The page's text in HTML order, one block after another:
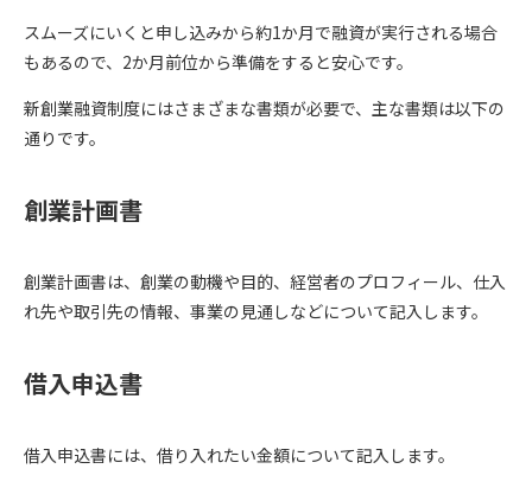
スムーズにいくと申し込みから約1か月で融資が実行される場合
もあるので、2か月前位から準備をすると安心です。
新創業融資制度にはさまざまな書類が必要で、主な書類は以下の
通りです。
創業計画書
創業計画書は、創業の動機や目的、経営者のプロフィール、仕入
れ先や取引先の情報、事業の見通しなどについて記入します。
借入申込書
借入申込書には、借り入れたい金額について記入します。